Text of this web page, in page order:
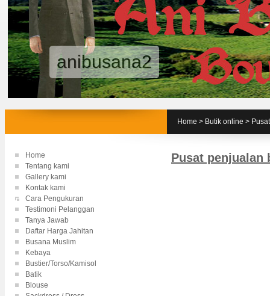
Home > Butik online >
Home
Tentang kami
Gallery kami
Kontak kami
Cara Pengukuran
Testimoni Pelanggan
Tanya Jawab
Daftar Harga Jahitan
Busana Muslim
Kebaya
Bustier/Torso/Kamisol
Batik
Blouse
Pusat penjualan